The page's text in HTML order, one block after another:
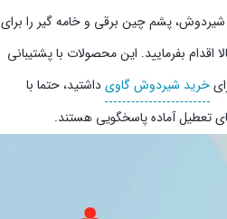
شیردوش، پشم چین برقی و خامه گیر را برای
بفرمایید. این محصولات با پشتیبانی
خرید شیردوش گاویداشتید، حتما با